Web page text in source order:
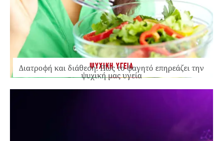
ΨΥΧΙΚΗ ΥΓΕΙΑ
Διατροφή και διάθεση: Πώς το φαγητό επηρεάζει την
ψυχική μας υγεία